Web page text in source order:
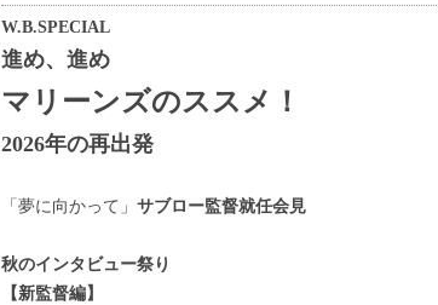
W.B.SPECIAL
進め、進め
マリーンズのススメ！
2026年の再出発
「夢に向かって」 サブロー監督就任会見
秋のインタビュー祭り
【新監督編】